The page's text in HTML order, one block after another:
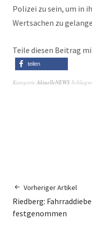
Polizei zu sein, um in
Wertsachen zu
Teile diesen Beitrag
teilen
Kategorie AktuelleNEWS
Vorheriger Artikel
Riedberg: Fahrraddiebe
festgenommen